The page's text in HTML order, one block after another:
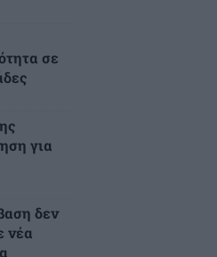
σε
για
δεν
νέα